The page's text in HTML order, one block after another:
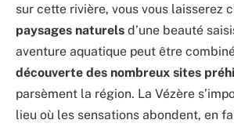
sur cette rivière, vous vous laisserez
paysages naturels d’une beauté
aventure aquatique peut être
découverte des nombreux sites
parsèment la région. La Vézère
lieu où les sensations abondent, en